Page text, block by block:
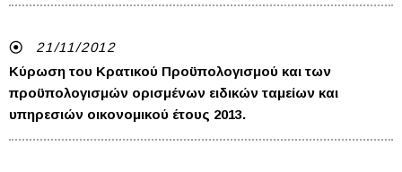
21/11/2012
Κύρωση του Κρατικού Προϋπολογισμού και των
προϋπολογισμών ορισμένων ειδικών ταμείων και
υπηρεσιών οικονομικού έτους 2013.